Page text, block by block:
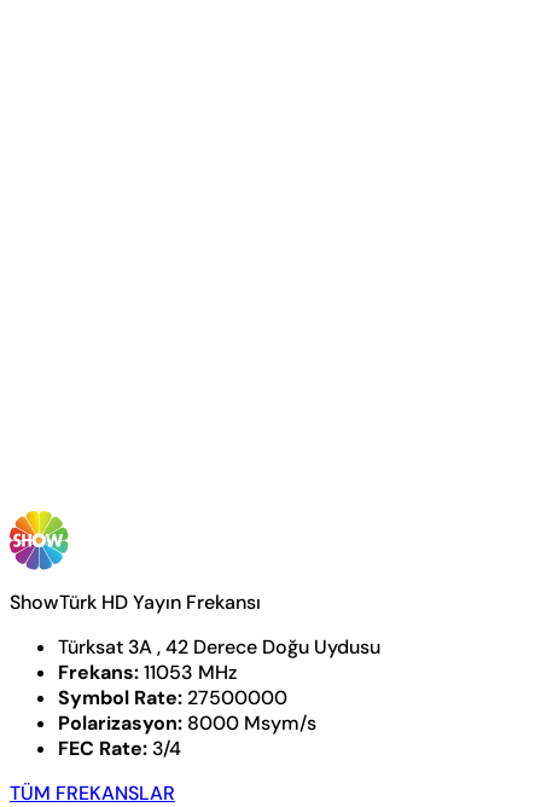
ShowTürk HD Yayın Frekansı
Türksat 3A , 42 Derece Doğu Uydusu
Frekans:11053 MHz
Symbol Rate: 27500000
Polarizasyon: 8000 Msym/s
FEC Rate: 3/4
TÜM FREKANSLAR